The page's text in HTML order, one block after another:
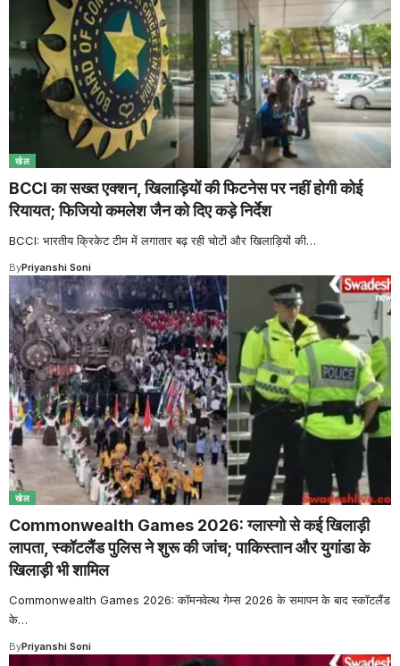
खेल
BCCI का सख्त एक्शन, खिलाड़ियों की फिटनेस पर नहीं होगी कोई
रियायत; फिजियो कमलेश जैन को दिए कड़े निर्देश
BCCI: भारतीय क्रिकेट टीम में लगातार बढ़ रही चोटों और खिलाड़ियों की…
ByPriyanshi Soni
खेल
Commonwealth Games 2026: ग्लास्गो से कई खिलाड़ी
लापता, स्कॉटलैंड पुलिस ने शुरू की जांच; पाकिस्तान और युगांडा के
खिलाड़ी भी शामिल
Commonwealth Games 2026: कॉमनवेल्थ गेम्स 2026 के समापन के बाद स्कॉटलैंड
के…
ByPriyanshi Soni